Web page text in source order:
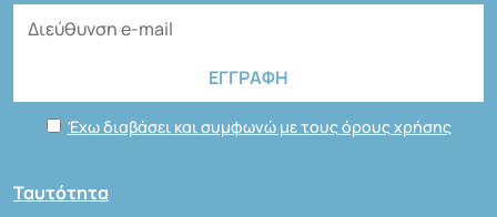
Έχω διαβάσει και συμφωνώ με τους όρους χρήσης
Ταυτότητα